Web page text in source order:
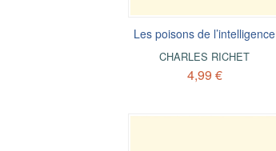
Les poisons de l’intelligence
CHARLES RICHET
4,99 €